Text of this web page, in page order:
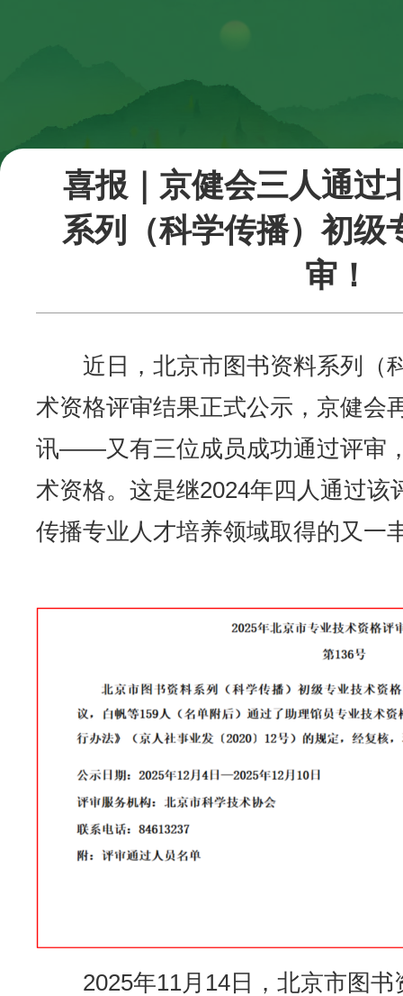
喜报｜京健会三人通过
系列（科学传播）初级
审！
近日，北京市图书资料系列（
术资格评审结果正式公示，京健会
讯——又有三位成员成功通过评审
术资格。这是继2024年四人通过该
传播专业人才培养领域取得的又一
2025年11月14日，北京市图